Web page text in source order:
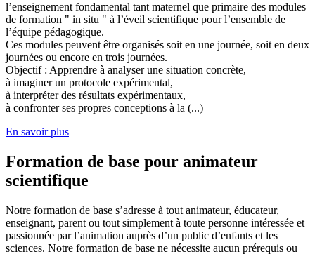
l’enseignement fondamental tant maternel que primaire des modules
de formation " in situ " à l’éveil scientifique pour l’ensemble de
l’équipe pédagogique.
Ces modules peuvent être organisés soit en une journée, soit en deux
journées ou encore en trois journées.
Objectif : Apprendre à analyser une situation concrète,
à imaginer un protocole expérimental,
à interpréter des résultats expérimentaux,
à confronter ses propres conceptions à la (...)
En savoir plus
Formation de base pour animateur
scientifique
Notre formation de base s’adresse à tout animateur, éducateur,
enseignant, parent ou tout simplement à toute personne intéressée et
passionnée par l’animation auprès d’un public d’enfants et les
sciences. Notre formation de base ne nécessite aucun prérequis ou